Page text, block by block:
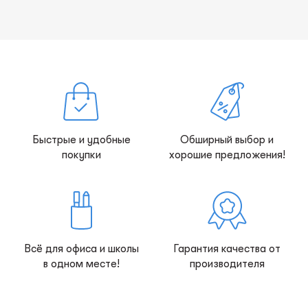
Быстрые и удобные
покупки
Обширный выбор и
хорошие предложения!
Всё для офиса и школы
в одном месте!
Гарантия качества от
производителя